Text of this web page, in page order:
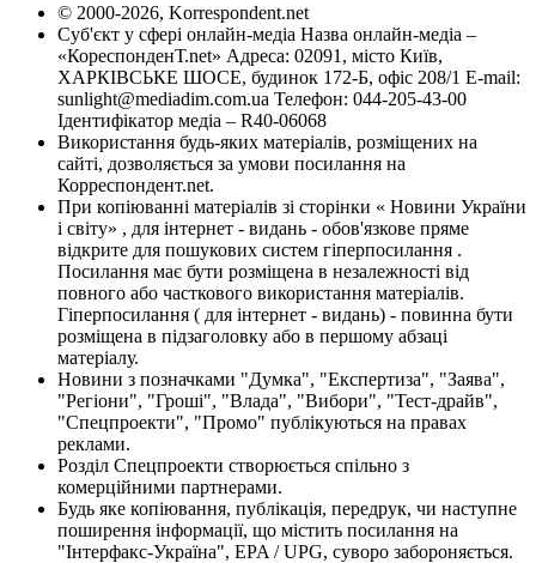
© 2000-2026, Korrespondent.net
Суб'єкт у сфері онлайн-медіа Назва онлайн-медіа –
«КореспонденТ.net» Адреса: 02091, місто Київ,
ХАРКІВСЬКЕ ШОСЕ, будинок 172-Б, офіс 208/1 E-mail:
sunlight@mediadim.com.ua Телефон: 044-205-43-00
Ідентифікатор медіа – R40-06068
Використання будь-яких матеріалів, розміщених на
сайті, дозволяється за умови посилання на
Корреспондент.net.
При копіюванні матеріалів зі сторінки « Новини України
і світу» , для інтернет - видань - обов'язкове пряме
відкрите для пошукових систем гіперпосилання .
Посилання має бути розміщена в незалежності від
повного або часткового використання матеріалів.
Гіперпосилання ( для інтернет - видань) - повинна бути
розміщена в підзаголовку або в першому абзаці
матеріалу.
Новини з позначками "Думка", "Експертиза", "Заява",
"Регіони", "Гроші", "Влада", "Вибори", "Тест-драйв",
"Спецпроекти", "Промо" публікуються на правах
реклами.
Розділ Спецпроекти створюється спільно з
комерційними партнерами.
Будь яке копіювання, публікація, передрук, чи наступне
поширення інформації, що містить посилання на
"Інтерфакс-Україна", EPA / UPG, суворо забороняється.